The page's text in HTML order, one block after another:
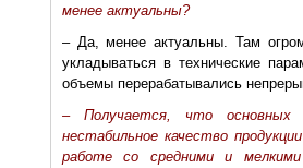
менее актуальны?
– Да, менее актуальны. Там
укладываться в технические
объемы перерабатывались
– Получается, что основных
нестабильное качество
работе со средними и